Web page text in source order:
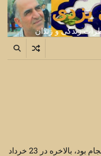
یزدی
زندگی و زندان
کودتایی که از سالها پیش در شرف انجام بود، بالاخره در 23 خرداد